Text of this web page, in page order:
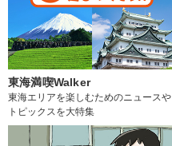
東海満喫Walker
東海エリアを楽しむためのニュースや
トピックスを大特集